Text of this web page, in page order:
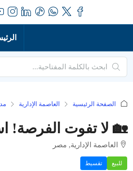
الصفحة الرئيسية العاصمة الإدارية
🏡 لا تفوت الفرصة!
العاصمة الإدارية, مصر
للبيع تقسيط